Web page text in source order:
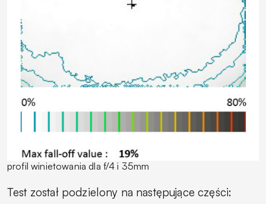
profil winietowania dla f/4 i 35mm
Test został podzielony na następujące części: